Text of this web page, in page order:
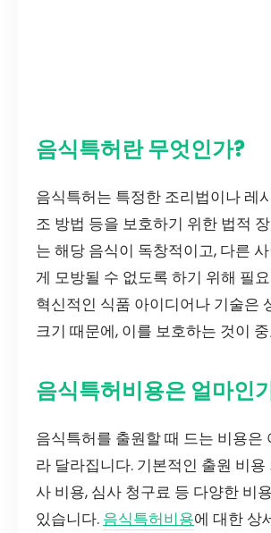
음식특허란 무엇인가?
음식특허는 특정한 조리법이나 레
조 방법 등을 보호하기 위한 법적
는 해당 음식이 독창적이고, 다른
게 모방될 수 없도록 하기 위해 필
혁신적인 식품 아이디어나 기술은
크기 때문에, 이를 보호하는 것이
음식특허비용은 얼마인
음식특허를 출원할 때 드는 비용은
라 달라집니다. 기본적인 출원 비용
사 비용, 심사 청구료 등 다양한 비
있습니다. 음식특허비용에 대한 상